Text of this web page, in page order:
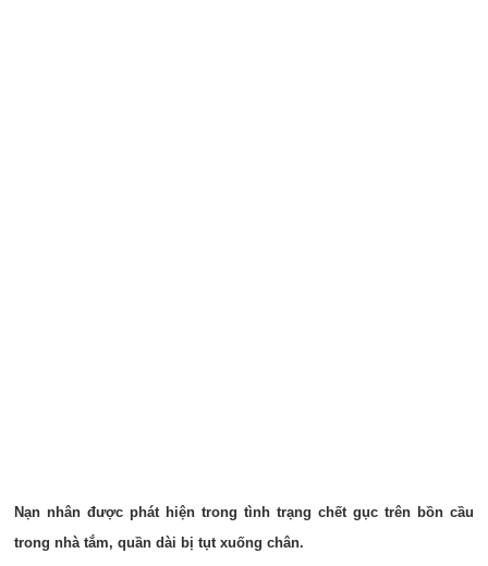
Nạn nhân được phát hiện trong tình trạng chết gục trên bồn cầu
trong nhà tắm, quần dài bị tụt xuống chân.